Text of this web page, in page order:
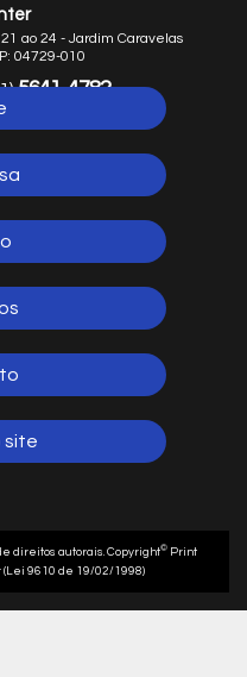
ao 24 - Jardim Caravelas
04729-010
5641-4782
site
direitos autorais. Copyright© Print
(Lei 9610 de 19/02/1998)